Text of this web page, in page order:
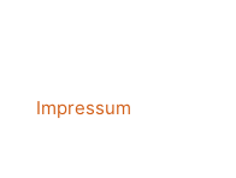
Impressum